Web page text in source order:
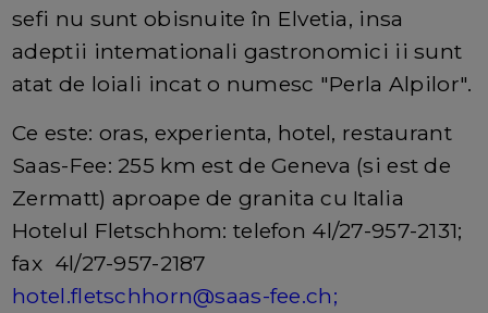
sefi nu sunt obisnuite în Elvetia, insa
adeptii intemationali gastronomici ii sunt
atat de loiali incat o numesc "Perla Alpilor".
Ce este: oras, experienta, hotel, restaurant
Saas-Fee: 255 km est de Geneva (si est de
Zermatt) aproape de granita cu Italia
Hotelul Fletschhom: telefon 4l/27-957-2131;
fax 4l/27-957-2187
hotel.fletschhorn@saas-fee.ch;